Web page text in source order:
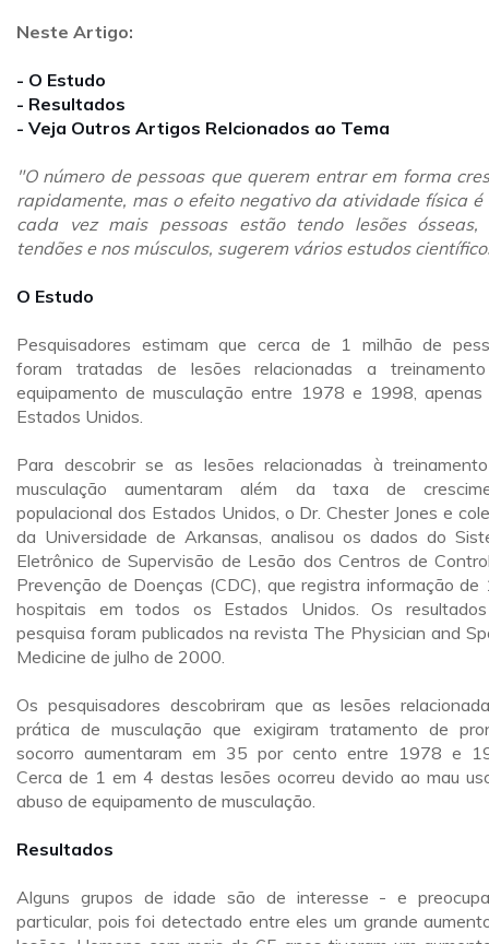
Neste Artigo:
- O Estudo
- Resultados
- Veja Outros Artigos Relcionados ao Tema
"O número de pessoas que querem entrar em forma
rapidamente, mas o efeito negativo da atividade física é
cada vez mais pessoas estão tendo lesões ósseas,
tendões e nos músculos, sugerem vários estudos
O Estudo
Pesquisadores estimam que cerca de 1 milhão de
foram tratadas de lesões relacionadas a
equipamento de musculação entre 1978 e 1998, apenas
Estados Unidos.
Para descobrir se as lesões relacionadas à
musculação aumentaram além da taxa de
populacional dos Estados Unidos, o Dr. Chester Jones e
da Universidade de Arkansas, analisou os dados do
Eletrônico de Supervisão de Lesão dos Centros de
Prevenção de Doenças (CDC), que registra informação de
hospitais em todos os Estados Unidos. Os
pesquisa foram publicados na revista The Physician and
Medicine de julho de 2000.
Os pesquisadores descobriram que as lesões
prática de musculação que exigiram tratamento de
socorro aumentaram em 35 por cento entre 1978 e
Cerca de 1 em 4 destas lesões ocorreu devido ao mau
abuso de equipamento de musculação.
Resultados
Alguns grupos de idade são de interesse - e
particular, pois foi detectado entre eles um grande